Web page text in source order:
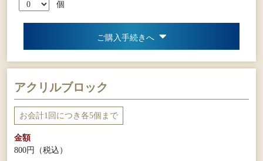
個
ご購入手続きへ
アクリルブロック
お会計1回につき各5個まで
金額
800円
（税込）